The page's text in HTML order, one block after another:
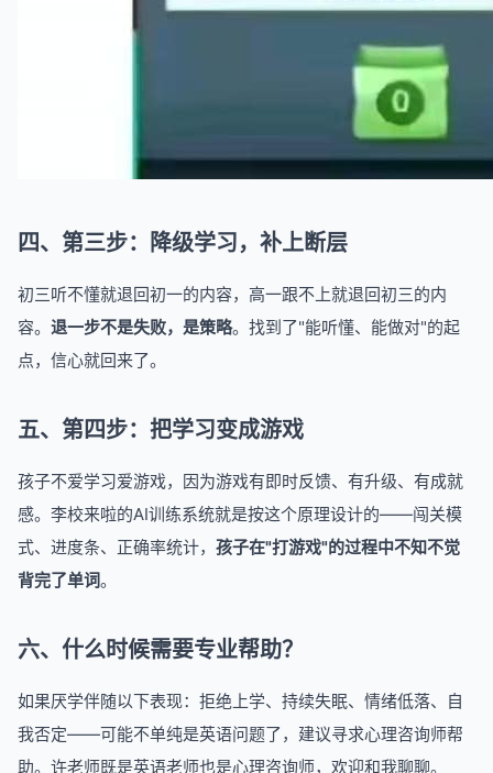
四、第三步：降级学习，补上断层
初三听不懂就退回初一的内容，高一跟不上就退回初三的内
容。 退一步不是失败，是策略。找到了"能听懂、能做对"的起
点，信心就回来了。
五、第四步：把学习变成游戏
孩子不爱学习爱游戏，因为游戏有即时反馈、有升级、有成就
感。李校来啦的AI训练系统就是按这个原理设计的——闯关模
式、进度条、正确率统计， 孩子在"打游戏"的过程中不知不觉
背完了单词。
六、什么时候需要专业帮助？
如果厌学伴随以下表现：拒绝上学、持续失眠、情绪低落、自
我否定——可能不单纯是英语问题了，建议寻求心理咨询师帮
助。许老师既是英语老师也是心理咨询师，欢迎和我聊聊。